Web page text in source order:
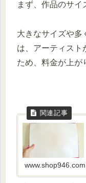
まず、作品のサイ
大きなサイズや多
は、アーティスト
ため、料金が上が
www.shop946.com